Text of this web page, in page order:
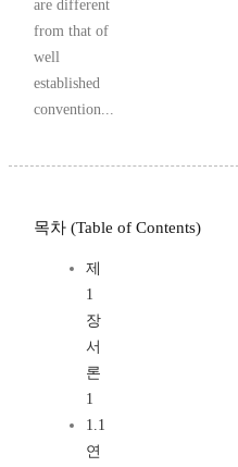
are different
from that of
well
established
convention...
목차 (Table of Contents)
제
1
장
서
론
1
1.1
연